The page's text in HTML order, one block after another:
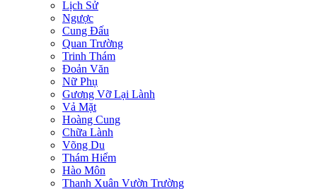
Lịch Sử
Ngược
Cung Đấu
Quan Trường
Trinh Thám
Đoản Văn
Nữ Phụ
Gương Vỡ Lại Lành
Vả Mặt
Hoàng Cung
Chữa Lành
Võng Du
Thám Hiểm
Hào Môn
Thanh Xuân Vườn Trường